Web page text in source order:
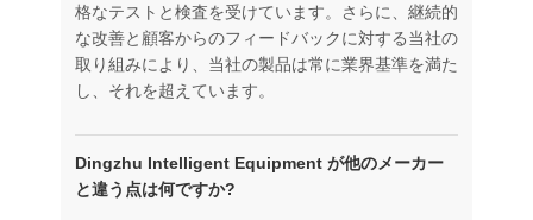
格なテストと検査を受けています。さらに、継続的
な改善と顧客からのフィードバックに対する当社の
取り組みにより、当社の製品は常に業界基準を満た
し、それを超えています。
Dingzhu Intelligent Equipment が他のメーカー
と違う点は何ですか?